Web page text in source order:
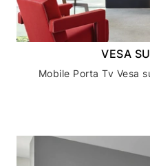
VESA
Mobile Porta Tv Vesa